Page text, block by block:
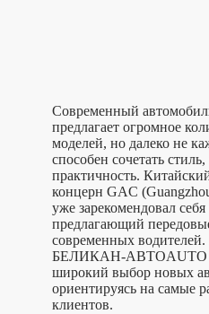
Современный
предлагает огромное
моделей, но далеко не
способен сочетать
практичность.
концерн GAC
уже зарекомендовал
предлагающий
современных
БЕЛИКАН-АВТОAUTO
широкий выбор новых
ориентируясь на самые
клиентов.